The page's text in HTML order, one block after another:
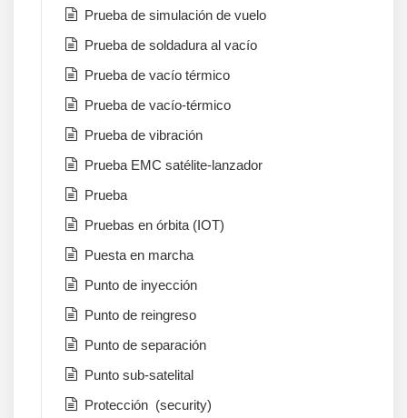
Prueba de simulación de vuelo
Prueba de soldadura al vacío
Prueba de vacío térmico
Prueba de vacío-térmico
Prueba de vibración
Prueba EMC satélite-lanzador
Prueba
Pruebas en órbita (IOT)
Puesta en marcha
Punto de inyección
Punto de reingreso
Punto de separación
Punto sub-satelital
Protección (security)